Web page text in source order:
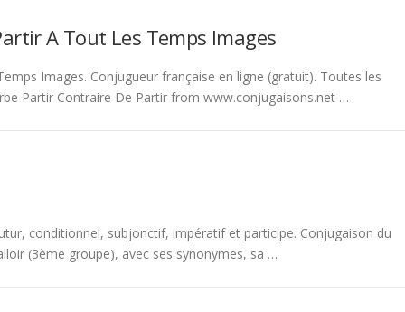
A Tout Les Temps Images
Images. Conjugueur française en ligne (gratuit). Toutes les
Partir Contraire De Partir from www.conjugaisons.net …
conditionnel, subjonctif, impératif et participe. Conjugaison du
(3ème groupe), avec ses synonymes, sa …